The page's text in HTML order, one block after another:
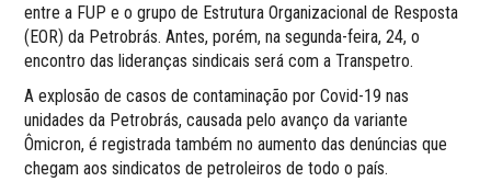
entre a FUP e o grupo de Estrutura Organizacional de Resposta
(EOR) da Petrobrás. Antes, porém, na segunda-feira, 24, o
encontro das lideranças sindicais será com a Transpetro.
A explosão de casos de contaminação por Covid-19 nas
unidades da Petrobrás, causada pelo avanço da variante
Ômicron, é registrada também no aumento das denúncias que
chegam aos sindicatos de petroleiros de todo o país.